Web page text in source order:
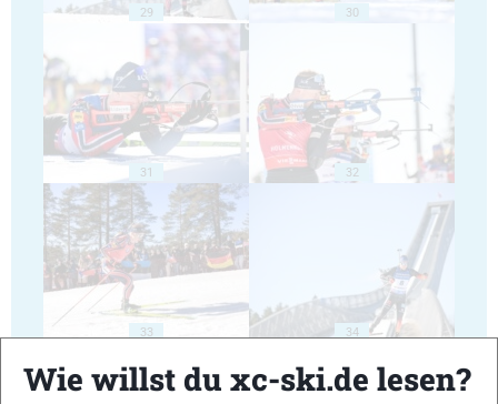
29 30
31 32
33 34
Wie willst du xc-ski.de lesen?